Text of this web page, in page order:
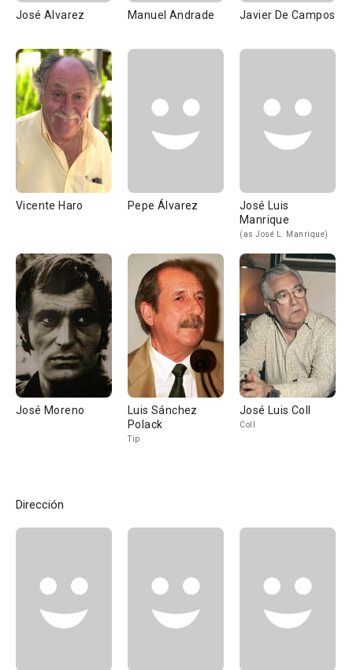
José Alvarez Manuel Andrade Javier De Campos
Vicente Haro Pepe Álvarez
José Luis
Manrique
(as José L. Manrique)
José Moreno
Luis Sánchez
Polack
Tip
José Luis Coll
Coll
Dirección